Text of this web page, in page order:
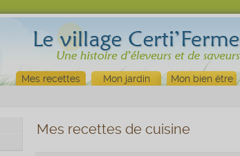
Mes recettes Mon jardin Mon bien être
Mes recettes de cuisine